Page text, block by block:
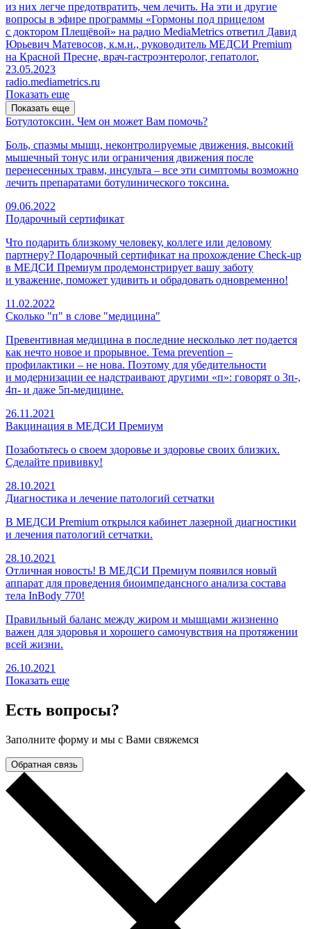
из них легче предотвратить, чем лечить. На эти и другие
вопросы в эфире программы «Гормоны под прицелом
с доктором Плещёвой» на радио MediaMetrics ответил Давид
Юрьевич Матевосов, к.м.н., руководитель МЕДСИ Premium
на Красной Пресне, врач-гастроэнтеролог, гепатолог.
23.05.2023
radio.mediametrics.ru
Показать еще
Показать еще
Ботулотоксин. Чем он может Вам помочь?
Боль, спазмы мышц, неконтролируемые движения, высокий
мышечный тонус или ограничения движения после
перенесенных травм, инсульта – все эти симптомы возможно
лечить препаратами ботулинического токсина.
09.06.2022
Подарочный сертификат
Что подарить близкому человеку, коллеге или деловому
партнеру? Подарочный сертификат на прохождение Check-up
в МЕДСИ Премиум продемонстрирует вашу заботу
и уважение, поможет удивить и обрадовать одновременно!
11.02.2022
Сколько "п" в слове "медицина"
Превентивная медицина в последние несколько лет подается
как нечто новое и прорывное. Тема prevention –
профилактики – не нова. Поэтому для убедительности
и модернизации ее надстраивают другими «п»: говорят о 3п-,
4п- и даже 5п-медицине.
26.11.2021
Вакцинация в МЕДСИ Премиум
Позаботьтесь о своем здоровье и здоровье своих близких.
Сделайте прививку!
28.10.2021
Диагностика и лечение патологий сетчатки
В МЕДСИ Premium открылся кабинет лазерной диагностики
и лечения патологий сетчатки.
28.10.2021
Отличная новость! В МЕДСИ Премиум появился новый
аппарат для проведения биоимпедансного анализа состава
тела InBody 770!
Правильный баланс между жиром и мышцами жизненно
важен для здоровья и хорошего самочувствия на протяжении
всей жизни.
26.10.2021
Показать еще
Есть вопросы?
Заполните форму и мы с Вами свяжемся
Обратная связь